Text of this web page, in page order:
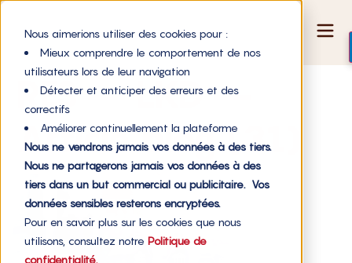
Nous aimerions utiliser des cookies pour :
Mieux comprendre le comportement de nos
utilisateurs lors de leur navigation
Détecter et anticiper des erreurs et des
correctifs
Améliorer continuellement la plateforme
Nous ne vendrons jamais vos données à des tiers.
Nous ne partagerons jamais vos données à des
tiers dans un but commercial ou publicitaire. Vos
données sensibles resterons encryptées.
Pour en savoir plus sur les cookies que nous
utilisons, consultez notre Politique de
confidentialité.
RES – LKD –
Article blog (31)